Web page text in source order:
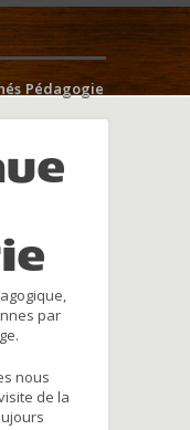
Pédagogie
par
nous
de la